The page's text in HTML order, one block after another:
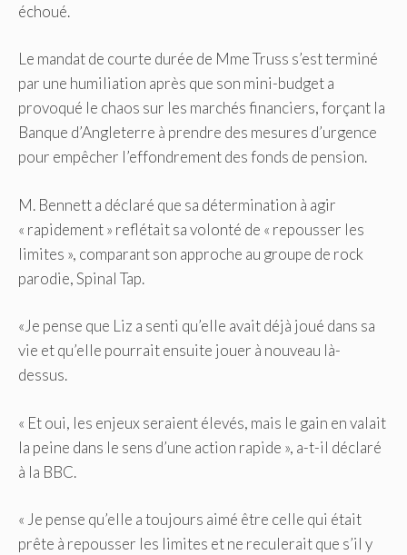
échoué.
Le mandat de courte durée de Mme Truss s’est terminé
par une humiliation après que son mini-budget a
provoqué le chaos sur les marchés financiers, forçant la
Banque d’Angleterre à prendre des mesures d’urgence
pour empêcher l’effondrement des fonds de pension.
M. Bennett a déclaré que sa détermination à agir
« rapidement » reflétait sa volonté de « repousser les
limites », comparant son approche au groupe de rock
parodie, Spinal Tap.
«Je pense que Liz a senti qu’elle avait déjà joué dans sa
vie et qu’elle pourrait ensuite jouer à nouveau là-
dessus.
« Et oui, les enjeux seraient élevés, mais le gain en valait
la peine dans le sens d’une action rapide », a-t-il déclaré
à la BBC.
« Je pense qu’elle a toujours aimé être celle qui était
prête à repousser les limites et ne reculerait que s’il y